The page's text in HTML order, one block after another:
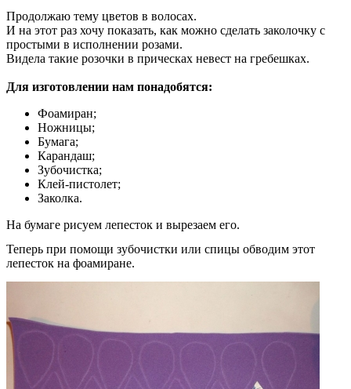
Продолжаю тему цветов в волосах.
И на этот раз хочу показать, как можно сделать заколочку с
простыми в исполнении розами.
Видела такие розочки в прическах невест на гребешках.
Для изготовлении нам понадобятся:
Фоамиран;
Ножницы;
Бумага;
Карандаш;
Зубочистка;
Клей-пистолет;
Заколка.
На бумаге рисуем лепесток и вырезаем его.
Теперь при помощи зубочистки или спицы обводим этот
лепесток на фоамиране.